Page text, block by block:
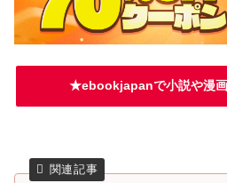
★ebookjapanで小説や漫